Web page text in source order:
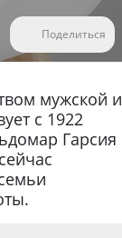
Поделиться
мужской и
с 1922
Гарсия